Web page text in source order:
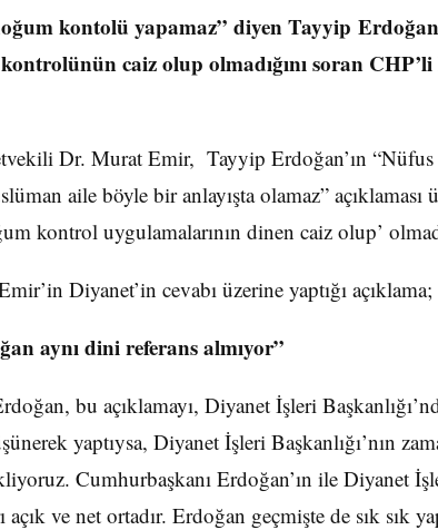
kontolü yapamaz” diyen Tayyip
caiz olup olmadığını soran CHP’li
Dr. Murat Emir, Tayyip Erdoğan’ın “Nüfus
aile böyle bir anlayışta olamaz” açıklaması
kontrol uygulamalarının dinen caiz olup’
Diyanet’in cevabı üzerine yaptığı açıklama;
aynı dini referans almıyor”
bu açıklamayı, Diyanet İşleri
yaptıysa, Diyanet İşleri Başkanlığı’nın
Cumhurbaşkanı Erdoğan’ın ile Diyanet
açık ve net ortadır. Erdoğan geçmişte de sık sık